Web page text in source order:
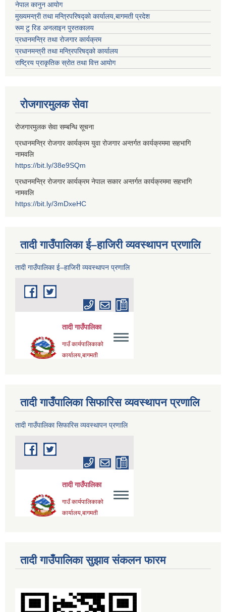
नेपाल कानुन आयोग
मुख्यमन्त्री तथा मन्त्रिपरिषद्को कार्यालय,बागमती प्रदेश
रूम टु रिड अनलाइन पुस्तकालय
प्रधानमन्त्रि तथा रोजगार कार्यक्रम
प्रधानमन्त्री तथा मन्त्रिपरिषद्को कार्यालय
राष्ट्रिय प्राकृतिक स्रोत तथा वित्त आयोग
रोजगारमुलक सेवा
रोजगारमुलक सेवा सम्बन्धि सूचना
प्रधानमन्त्रि रोजगार कार्यक्रम युवा रोजगार अन्तर्गत कार्यक्रममा सहभागि
नामवलि
https://bit.ly/38e9SQm
प्रधानमन्त्रि रोजगार कार्यक्रम नेपाल सकार अन्तर्गत कार्यक्रममा सहभागि
नामवलि
https://bit.ly/3mDxeHC
तादी गाउँपालिका ई–हाजिरी व्यवस्थापन प्रणालि
तादी गाउँपालिका ई–हाजिरी व्यवस्थापन प्रणालि
तादी गाउँपालिका सिफारिस व्यवस्थापन प्रणालि
तादी गाउँपालिका सिफारिस व्यवस्थापन प्रणालि
तादी गाउँपालिका सुझाव संकलन फारम